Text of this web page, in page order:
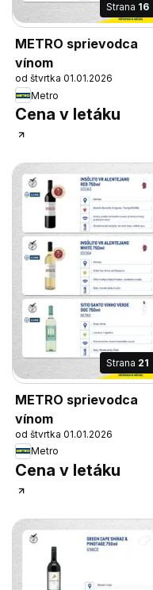
Strana 16
METRO sprievodca
vínom
od štvrtka 01.01.2026
Metro
Cena v letáku
Strana 21
METRO sprievodca
vínom
od štvrtka 01.01.2026
Metro
Cena v letáku